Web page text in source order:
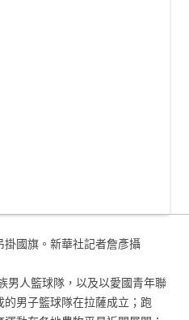
掛國旗。新華社記者詹彥攝
男人籃球隊，以及以愛國青年聯
男子籃球隊在拉薩成立；跑